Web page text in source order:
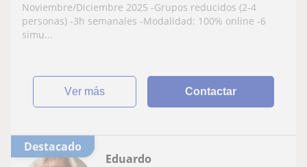
Noviembre/Diciembre 2025 -Grupos reducidos (2-4
personas) -3h semanales -Modalidad: 100% online -6
simu...
ver más Contactar
Destacado
Eduardo